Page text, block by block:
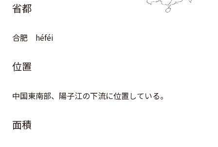
省都
合肥 héféi
位置
中国東南部、陽子江の下流に位置している。
面積